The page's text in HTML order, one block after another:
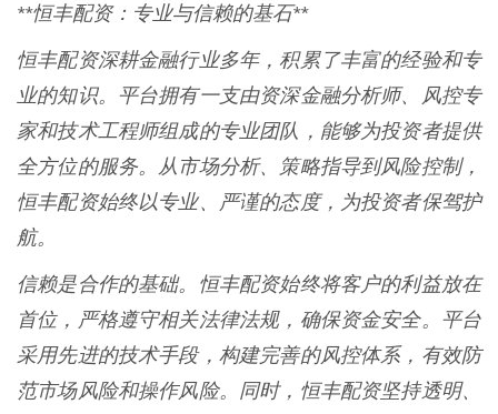
**恒丰配资：专业与信赖的基石**
恒丰配资深耕金融行业多年，积累了丰富的经验和专
业的知识。平台拥有一支由资深金融分析师、风控专
家和技术工程师组成的专业团队，能够为投资者提供
全方位的服务。从市场分析、策略指导到风险控制，
恒丰配资始终以专业、严谨的态度，为投资者保驾护
航。
信赖是合作的基础。恒丰配资始终将客户的利益放在
首位，严格遵守相关法律法规，确保资金安全。平台
采用先进的技术手段，构建完善的风控体系，有效防
范市场风险和操作风险。同时，恒丰配资坚持透明、